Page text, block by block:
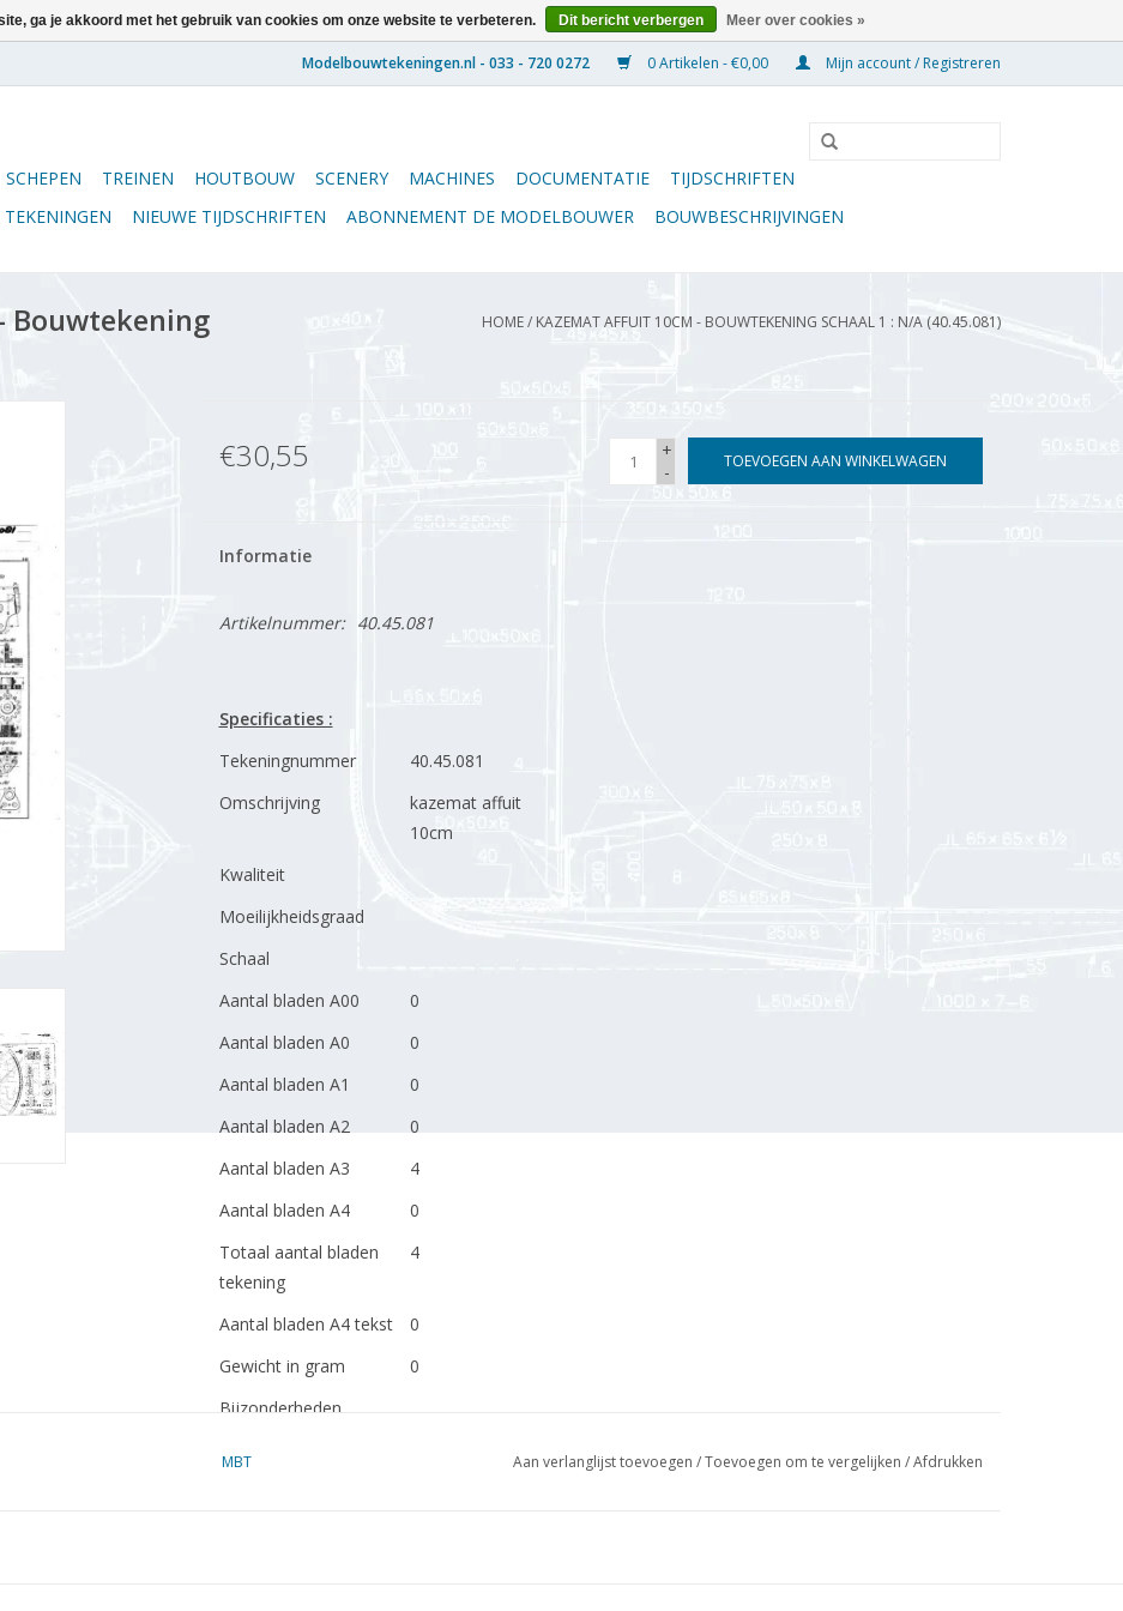
0 Artikelen - €0,00 Mijn account / Registreren
SCHEPEN TREINEN HOUTBOUW SCENERY MACHINES DOCUMENTATIE
TIJDSCHRIFTEN
TEKENINGEN
NIEUWE TIJDSCHRIFTEN ABONNEMENT DE MODELBOUWER BOUWBESCHRIJVINGEN
Bouwtekening
HOME/ KAZEMAT AFFUIT 10CM - BOUWTEKENING SCHAAL 1 : N/A (40.45.081)
€30,55
+
-
TOEVOEGEN AAN WINKELWAGEN
Informatie
Artikelnummer: 40.45.081
Specificaties :
Tekeningnummer
40.45.081
Omschrijving
kazemat affuit
10cm
Kwaliteit
Moeilijkheidsgraad
Schaal
Aantal bladen A00
0
Aantal bladen A0
0
Aantal bladen A1
0
Aantal bladen A2
0
Aantal bladen A3
4
Aantal bladen A4
0
Totaal aantal bladen
tekening
4
Aantal bladen A4 tekst
0
Gewicht in gram
0
Bijzonderheden
MBT Aan verlanglijst toevoegen /Toevoegen om te vergelijken /Afdrukken
ga je akkoord met het gebruik van cookies om onze website te verbeteren. Dit bericht verbergen Meer over cookies »